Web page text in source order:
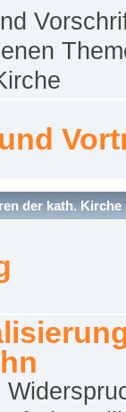
der kath. Kirche